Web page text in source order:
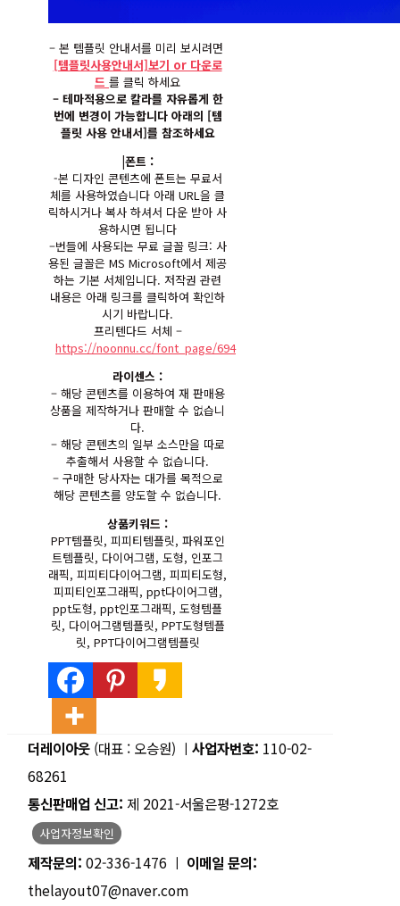
– 본 템플릿 안내서를 미리 보시려면
[템플릿사용안내서]보기 or 다운로
드 를 클릭 하세요
– 테마적용으로 칼라를 자유롭게 한
번에 변경이 가능합니다 아래의 [템
플릿 사용 안내서]를 참조하세요
|폰트 :
-본 디자인 콘텐츠에 폰트는 무료서
체를 사용하였습니다 아래 URL을 클
릭하시거나 복사 하셔서 다운 받아 사
용하시면 됩니다
–번들에 사용되는 무료 글꼴 링크: 사
용된 글꼴은 MS Microsoft에서 제공
하는 기본 서체입니다. 저작권 관련
내용은 아래 링크를 클릭하여 확인하
시기 바랍니다.
프리텐다드 서체 –
https://noonnu.cc/font_page/694
라이센스 :
– 해당 콘텐츠를 이용하여 재 판매용
상품을 제작하거나 판매할 수 없습니
다.
– 해당 콘텐츠의 일부 소스만을 따로
추출해서 사용할 수 없습니다.
– 구매한 당사자는 대가를 목적으로
해당 콘텐츠를 양도할 수 없습니다.
상품키워드 :
PPT템플릿, 피피티템플릿, 파워포인
트템플릿, 다이어그램, 도형, 인포그
래픽, 피피티다이어그램, 피피티도형,
피피티인포그래픽, ppt다이어그램,
ppt도형, ppt인포그래픽, 도형템플
릿, 다이어그램템플릿, PPT도형템플
릿, PPT다이어그램템플릿
더레이아웃 (대표 : 오승원) ㅣ 사업자번호: 110-02-
68261
통신판매업 신고: 제 2021-서울은평-1272호
사업자정보확인
제작문의: 02-336-1476 ㅣ 이메일 문의:
thelayout07@naver.com